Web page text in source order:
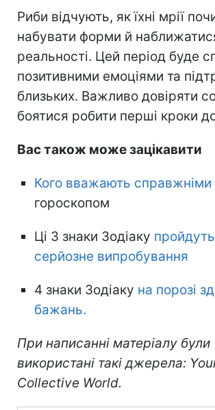
Риби відчують, як їхні мрії
набувати форми й
реальності. Цей період буде
позитивними емоціями та
близьких. Важливо довіряти
боятися робити перші кроки
Вас також може зацікавити
Кого вважають справжніми
гороскопом
Ці 3 знаки Зодіаку
серйозне випробування
4 знаки Зодіаку на порозі
бажань.
При написанні матеріалу були
використані такі джерела:
Collective World.